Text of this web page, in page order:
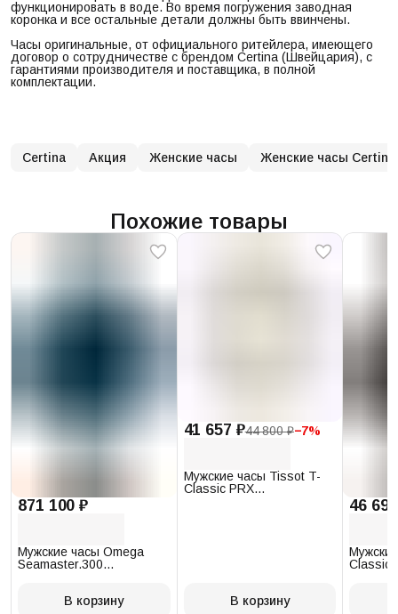
функционировать в воде. Во время погружения заводная
коронка и все остальные детали должны быть ввинчены.
Часы оригинальные, от официального ритейлера, имеющего
договор о сотрудничестве с брендом Certina (Швейцария), с
гарантиями производителя и поставщика, в полной
комплектации.
Certina Акция Женские часы Женские часы Certina
Похожие товары
871 100 ₽
Мужские часы Omega
Seamaster.300
В корзину
41 657 ₽44 800 ₽−7%
Мужские часы Tissot T-
Classic PRX
В корзину
46
Classic